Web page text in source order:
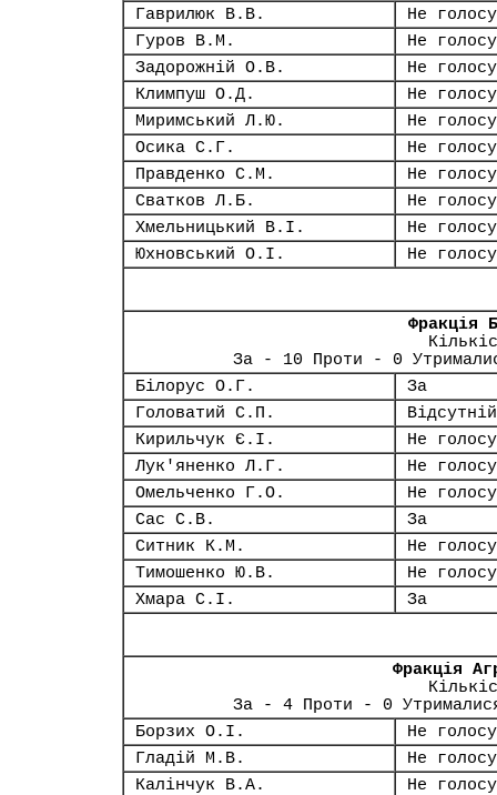
Гаврилюк В.В.
Не
Гуров В.М.
Не
Задорожній О.В.
Не
Климпуш О.Д.
Не
Миримський Л.Ю.
Не
Осика С.Г.
Не
Правденко С.М.
Не
Сватков Л.Б.
Не
Хмельницький В.І.
Не
Юхновський О.І.
Не
Фракція
За - 10 Проти - 0
Білорус О.Г.
За
Головатий С.П.
Відсутній
Кирильчук Є.І.
Не
Лук'яненко Л.Г.
Не
Омельченко Г.О.
Не
Сас С.В.
За
Ситник К.М.
Не
Тимошенко Ю.В.
Не
Хмара С.І.
За
Фракція
За - 4 Проти - 0
Борзих О.І.
Не
Гладій М.В.
Не
Калінчук В.А.
Не